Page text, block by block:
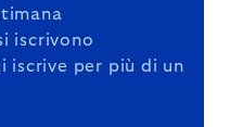
iscrivono
iscrive per più di un